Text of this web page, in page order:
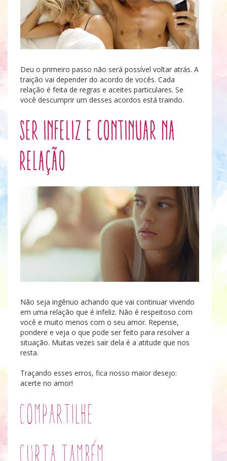
Deu o primeiro passo não será possível voltar atrás. A
traição vai depender do acordo de vocês. Cada
relação é feita de regras e aceites particulares. Se
você descumprir um desses acordos está traindo.
Ser infeliz e continuar na
relação
Não seja ingênuo achando que vai continuar vivendo
em uma relação que é infeliz. Não é respeitoso com
você e muito menos com o seu amor. Repense,
pondere e veja o que pode ser feito para resolver a
situação. Muitas vezes sair dela é a atitude que nos
resta.
Traçando esses erros, fica nosso maior desejo:
acerte no amor!
Compartilhe
Curta também